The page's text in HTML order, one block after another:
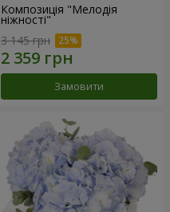
Композиція "Мелодія
ніжності"
3 145 грн
Замовити